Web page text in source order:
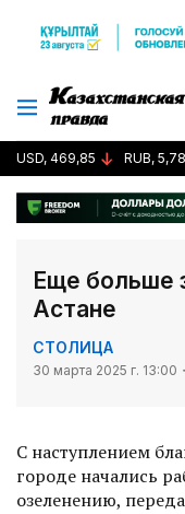
USD, 469,85 RUB, 5,78
Еще больше
Астане
СТОЛИЦА
30 марта 2025 г. 13:00
С наступлением
городе начались
озеленению,